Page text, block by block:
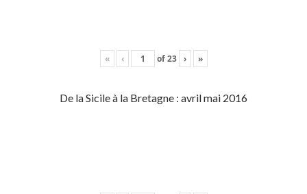
« ‹ of23 › »
De la Sicile à la Bretagne : avril mai 2016